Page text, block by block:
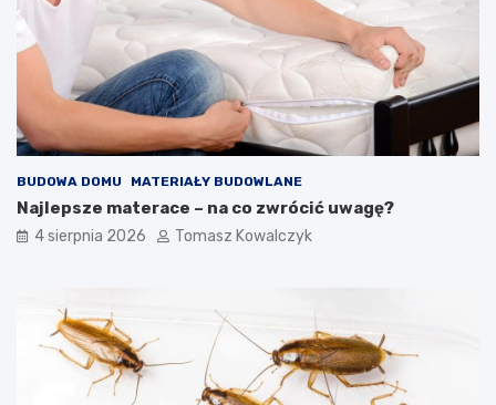
BUDOWA DOMU MATERIAŁY BUDOWLANE
Najlepsze materace – na co zwrócić uwagę?
4 sierpnia 2026 Tomasz Kowalczyk